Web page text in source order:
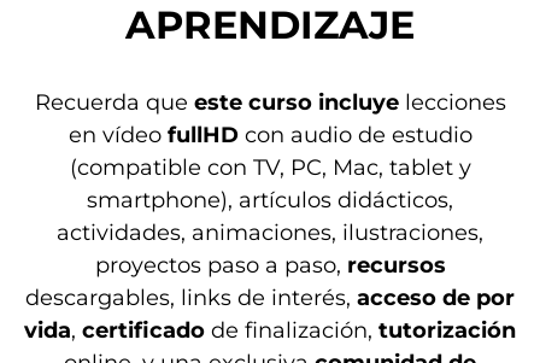
APRENDIZAJE
Recuerda que este curso incluyelecciones
en vídeo fullHDcon audio de estudio
(compatible con TV, PC, Mac, tablet y
smartphone), artículos didácticos,
actividades, animaciones, ilustraciones,
proyectos paso a paso, recursos
descargables, links de interés, acceso de por
vida, certificado de finalización, tutorización